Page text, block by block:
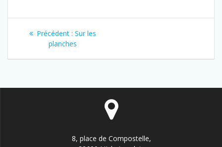
Navigation
Précédent : Article
précédent
Sur les
planches
8, place de Compostelle,